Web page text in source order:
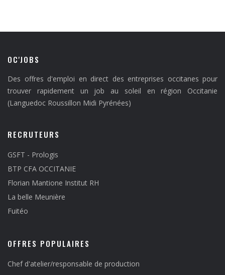
OC'JOBS
Des offres d'emploi en direct des entreprises occitanes pour
trouver rapidement un job au soleil en région Occitanie
(Languedoc Roussillon Midi Pyrénées)
RECRUTEURS
GSFT - Prologis
BTP CFA OCCITANIE
Florian Mantione Institut RH
La belle Meunière
Fuitéo
OFFRES POPULAIRES
Chef d'atelier/responsable de production